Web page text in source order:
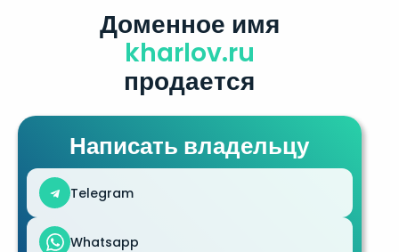
Доменное имя
kharlov.ru
продается
Написать владельцу
Telegram
Whatsapp